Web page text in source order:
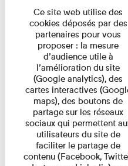
Lecture
Marie Cosnay — Toi et
l'Imprimerie n°10 À ...
Pages
Ce site web utilise des
cookies déposés par des
partenaires pour vous
proposer : la mesure
d’audience utile à
l’amélioration du site
(Google analytics), des
cartes interactives
maps), des boutons de
partage sur les réseaux
sociaux qui permettent
utilisateurs du site de
faciliter le partage de
contenu (Facebook,